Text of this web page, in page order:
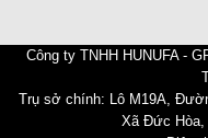
Công ty TNHH HUNUFA -
Trụ sở chính: Lô M19A,
Xã Đức Hòa,